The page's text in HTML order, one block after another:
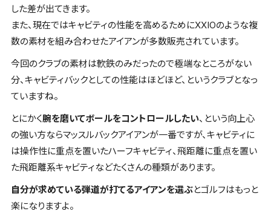
した差が出てきます。
また、現在ではキャビティの性能を高めるためにXXIOのような複
数の素材を組み合わせたアイアンが多数販売されています。
今回のクラブの素材は軟鉄のみだったので極端なところがない
分、キャビティバックとしての性能はほどほど、というクラブとなっ
ていますね。
とにかく腕を磨いてボールをコントロールしたい、という向上心
の強い方ならマッスルバックアイアンが一番ですが、キャビティに
は操作性に重点を置いたハーフキャビティ、飛距離に重点を置い
た飛距離系キャビティなどたくさんの種類があります。
自分が求めている弾道が打てるアイアンを選ぶとゴルフはもっと
楽になりますよ。